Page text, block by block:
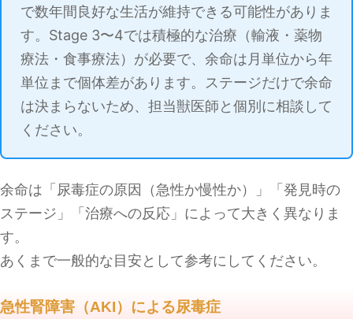
で数年間良好な生活が維持できる可能性がありま
す。Stage 3〜4では積極的な治療（輸液・薬物
療法・食事療法）が必要で、余命は月単位から年
単位まで個体差があります。ステージだけで余命
は決まらないため、担当獣医師と個別に相談して
ください。
余命は「尿毒症の原因（急性か慢性か）」「発見時の
ステージ」「治療への反応」によって大きく異なりま
す。
あくまで一般的な目安として参考にしてください。
急性腎障害（AKI）による尿毒症